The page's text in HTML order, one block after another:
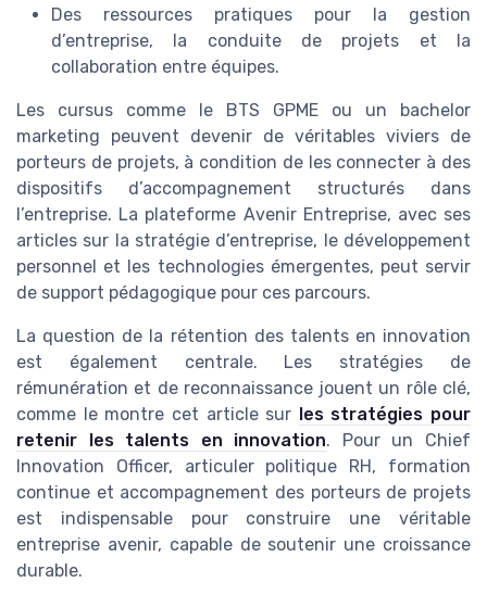
Des ressources pratiques pour la gestion
d’entreprise, la conduite de projets et la
collaboration entre équipes.
Les cursus comme le BTS GPME ou un bachelor
marketing peuvent devenir de véritables viviers de
porteurs de projets, à condition de les connecter à des
dispositifs d’accompagnement structurés dans
l’entreprise. La plateforme Avenir Entreprise, avec ses
articles sur la stratégie d’entreprise, le développement
personnel et les technologies émergentes, peut servir
de support pédagogique pour ces parcours.
La question de la rétention des talents en innovation
est également centrale. Les stratégies de
rémunération et de reconnaissance jouent un rôle clé,
comme le montre cet article sur les stratégies pour
retenir les talents en innovation. Pour un Chief
Innovation Officer, articuler politique RH, formation
continue et accompagnement des porteurs de projets
est indispensable pour construire une véritable
entreprise avenir, capable de soutenir une croissance
durable.